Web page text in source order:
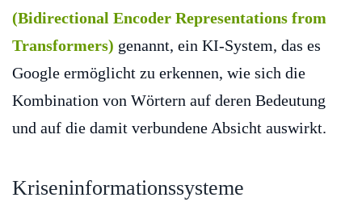
(Bidirectional Encoder Representations from
Transformers) genannt, ein KI-System, das es
Google ermöglicht zu erkennen, wie sich die
Kombination von Wörtern auf deren Bedeutung
und auf die damit verbundene Absicht auswirkt.
Kriseninformationssysteme